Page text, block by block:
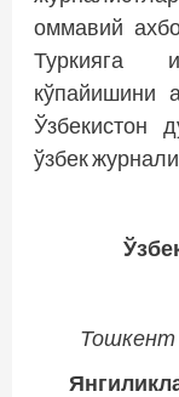
оммавий
Туркияга
кўпайишини
Ўзбекистон
ўзбек
Тошкент